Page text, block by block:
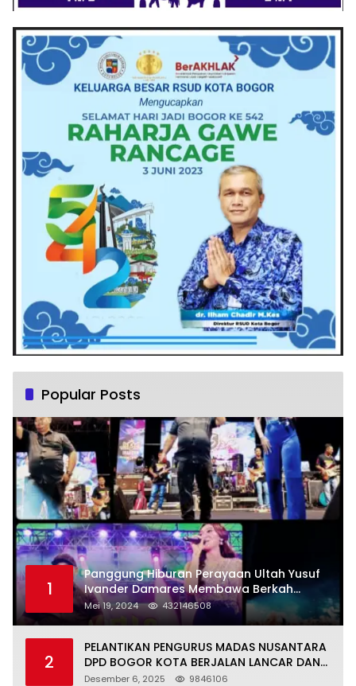
Popular Posts
1
Panggung Hiburan Perayaan Ultah Yusuf
Ivander Damares Membawa Berkah
Warga Kejapanan
Mei 19, 2024 432146508
2
PELANTIKAN PENGURUS MADAS NUSANTARA
DPD BOGOR KOTA BERJALAN LANCAR DAN
KHIDMAT
Desember 6, 2025 9846106